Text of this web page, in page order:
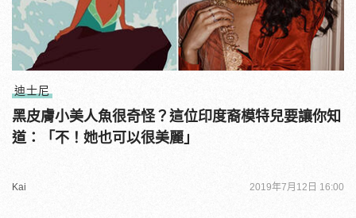
迪士尼
黑皮膚小美人魚很奇怪？這位印度裔模特兒要讓你知
道：「不！她也可以很美麗」
Kai 2019年7月12日 16:00